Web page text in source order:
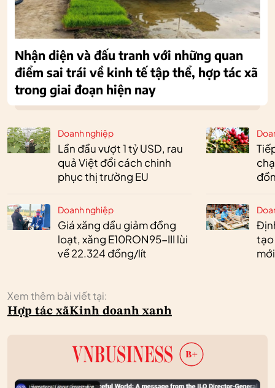
Doanh nghiệp
Lần đầu vượt 1 tỷ USD, rau
quả Việt đổi cách chinh
phục thị trường EU
Doanh nghiệp
Giá xăng dầu giảm đồng
loạt, xăng E10RON95-III lùi
về 22.324 đồng/lít
tạo
Xem thêm bài viết tại:
Hợp tác xãKinh doanh xanh
Nhận diện và đấu tranh với những quan
điểm sai trái về kinh tế tập thể, hợp tác xã
trong giai đoạn hiện nay